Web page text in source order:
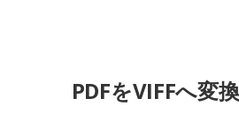
PDFをVIFFへ変